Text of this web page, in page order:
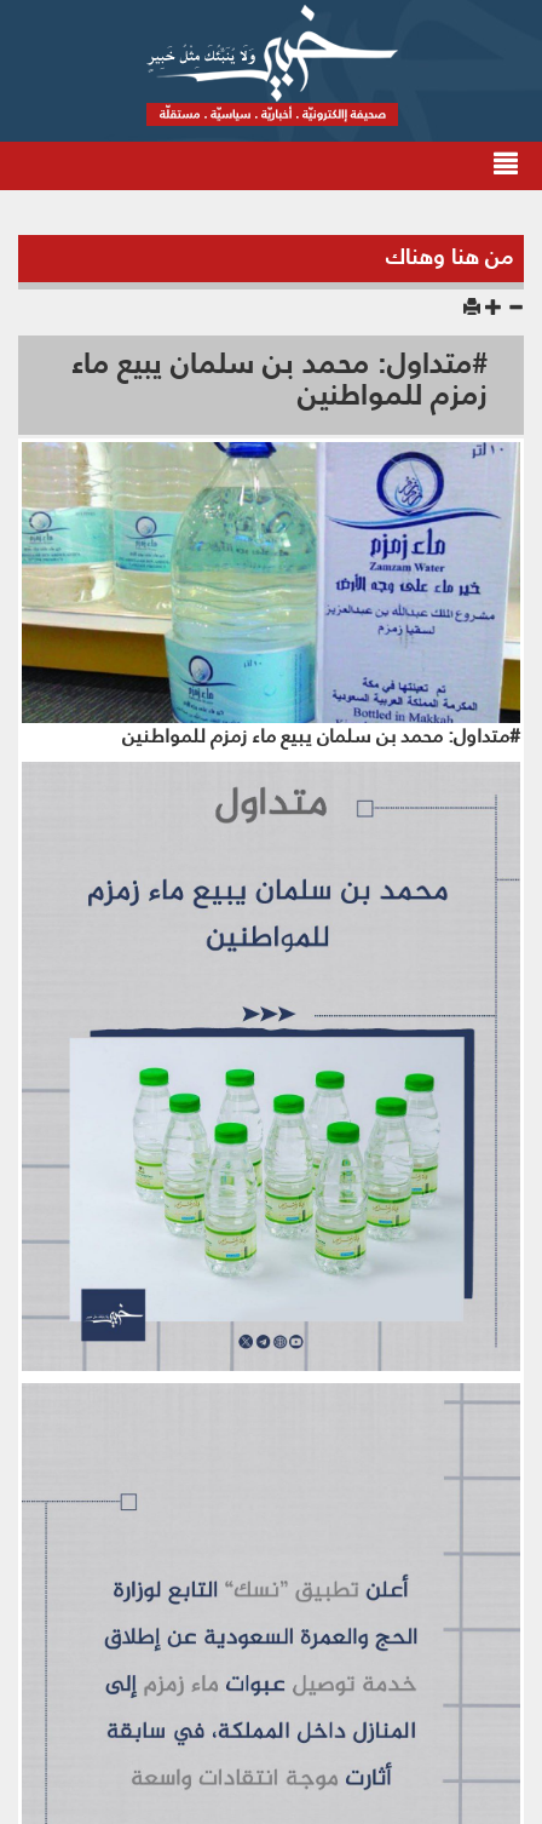
من هنا وهناك
#متداول: محمد بن سلمان يبيع ماء
زمزم للمواطنين
#متداول: محمد بن سلمان يبيع ماء زمزم للمواطنين